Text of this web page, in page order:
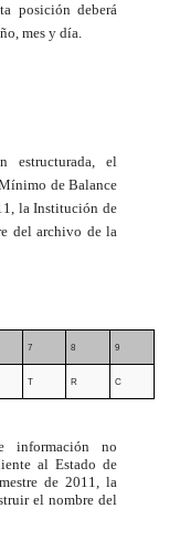
posición deberá
mes y día.
estructurada, el
de Balance
la Institución de
del archivo de la
7 8 9
T R C
información no
al Estado de
de 2011, la
el nombre del